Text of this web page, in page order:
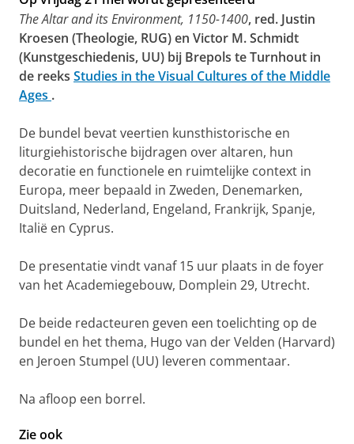
The Altar and its Environment, 1150-1400, red. Justin
Kroesen (Theologie, RUG) en Victor M. Schmidt
(Kunstgeschiedenis, UU) bij Brepols te Turnhout in
de reeks Studies in the Visual Cultures of the Middle
Ages .
De bundel bevat veertien kunsthistorische en
liturgiehistorische bijdragen over altaren, hun
decoratie en functionele en ruimtelijke context in
Europa, meer bepaald in Zweden, Denemarken,
Duitsland, Nederland, Engeland, Frankrijk, Spanje,
Italië en Cyprus.
De presentatie vindt vanaf 15 uur plaats in de foyer
van het Academiegebouw, Domplein 29, Utrecht.
De beide redacteuren geven een toelichting op de
bundel en het thema, Hugo van der Velden (Harvard)
en Jeroen Stumpel (UU) leveren commentaar.
Na afloop een borrel.
Zie ook